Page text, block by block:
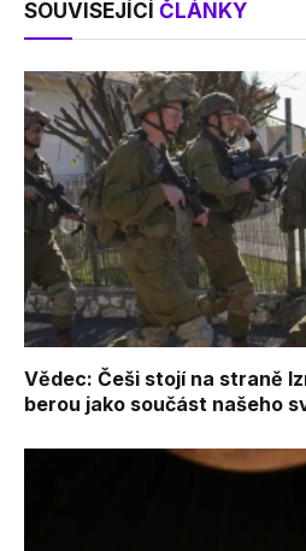
SOUVISEJÍCÍ ČLÁNKY
Vědec: Češi stojí na straně
berou jako součást našeho